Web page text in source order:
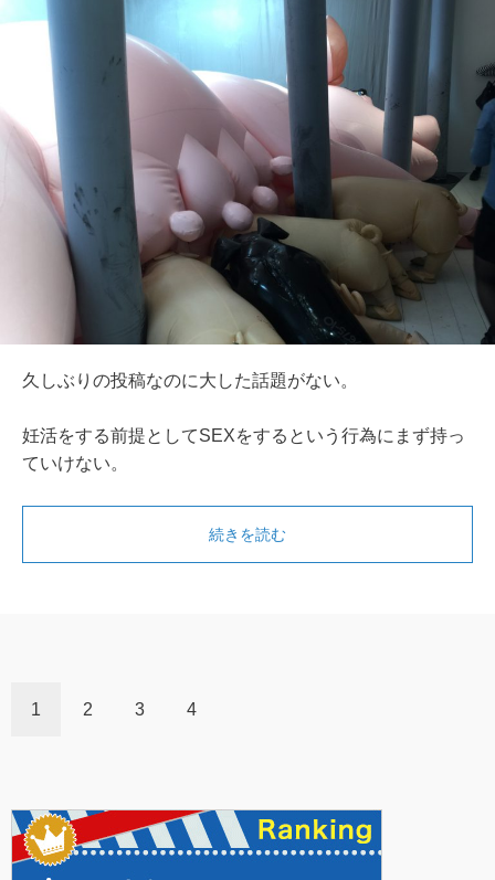
久しぶりの投稿なのに大した話題がない。
妊活をする前提としてSEXをするという行為にまず持っ
ていけない。
続きを読む
1 2 3 4